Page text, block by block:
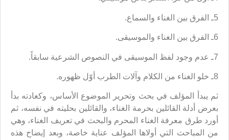
5ـ الفرق بين الغناء والسماع.
6ـ الفرق بين الغناء والموسيقى.
7ـ عدم وجود لفظ الموسيقى في النصوص الشرعية سابقاً.
8ـ خلو الغناء من الكلام وآلات الطرب أوّل ظهوره.
ثم يبدأ المؤلف في بحث وتحرير الموضوع الأساس، وكعادته بدأ
بعرض أدلة القائلين بحرمة الغناء، والقائلين بحليته في نفسه، ثم
أورد طرق معرفة الغناء المحرم والبحث في تعريف الغناء، وهي
من المباحث التي أولاها المؤلف عناية خاصة، وبعد إيضاح هذه